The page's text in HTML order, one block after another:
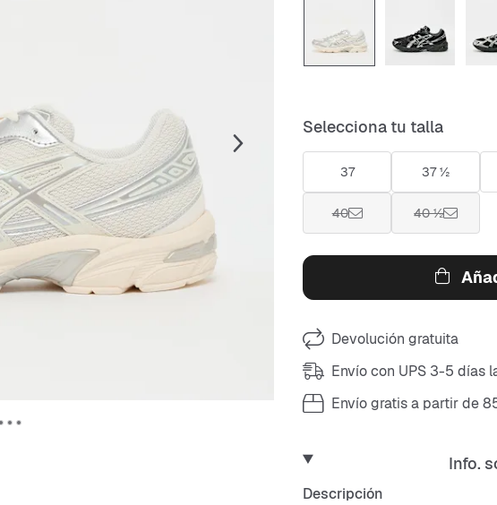
Selecciona tu talla
37 37 ½
40 40 ½
Devolución gratuita
Envío con UPS 3-5 días
Envío gratis a partir de
Info.
Descripción